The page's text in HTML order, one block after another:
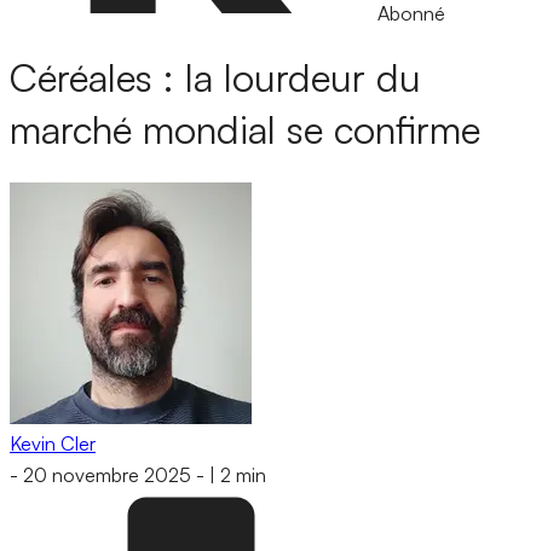
Abonné
Céréales : la lourdeur du
marché mondial se confirme
Kevin Cler
- 20 novembre 2025 - 2 min